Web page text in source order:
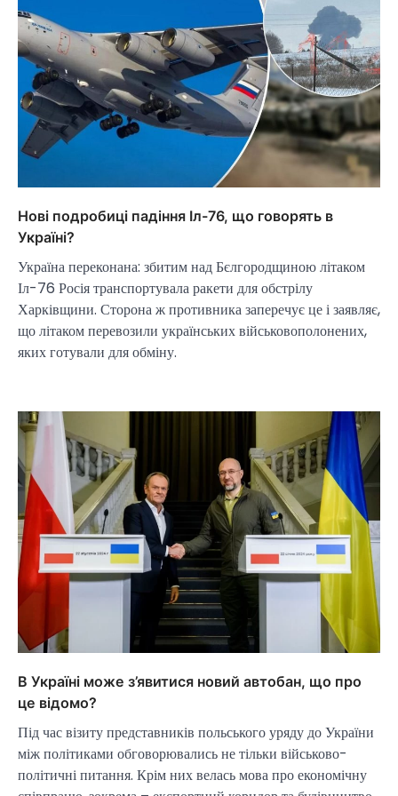
Нові подробиці падіння Іл-76, що говорять в
Україні?
Україна переконана: збитим над Бєлгородщиною літаком
Іл-76 Росія транспортувала ракети для обстрілу
Харківщини. Сторона ж противника заперечує це і заявляє,
що літаком перевозили українських військовополонених,
яких готували для обміну.
В Україні може з’явитися новий автобан, що про
це відомо?
Під час візиту представників польського уряду до України
між політиками обговорювались не тільки військово-
політичні питання. Крім них велась мова про економічну